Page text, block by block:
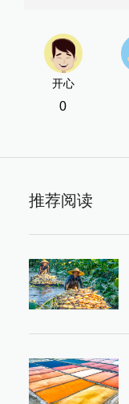
开心
0
推荐阅读